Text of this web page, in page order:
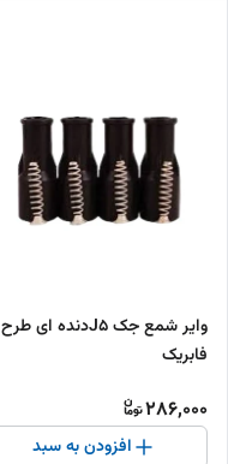
وایر شمع جک J5دنده ای طرح
فابریک
286,000
افزودن به سبد